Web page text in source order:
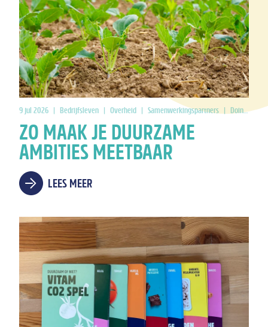
9 jul 2026 | Bedrijfsleven | Overheid | Samenwerkingspartners | Doing Good
ZO MAAK JE DUURZAME
AMBITIES MEETBAAR
LEES MEER